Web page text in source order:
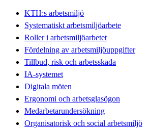
KTH:s arbetsmiljö
Systematiskt arbetsmiljöarbete
Roller i arbetsmiljöarbetet
Fördelning av arbetsmiljöuppgifter
Tillbud, risk och arbetsskada
IA-systemet
Digitala möten
Ergonomi och arbetsglasögon
Medarbetarundersökning
Organisatorisk och social arbetsmiljö